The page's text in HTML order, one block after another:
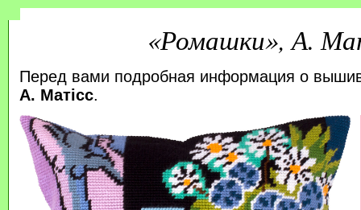
«Ромашки», А.
Перед вами подробная информация о
А. Матісс.